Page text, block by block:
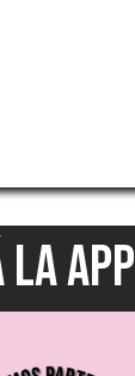
LA APP